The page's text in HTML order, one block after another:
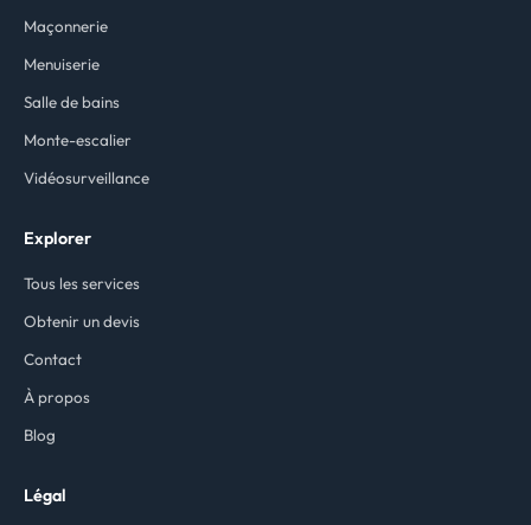
Maçonnerie
Menuiserie
Salle de bains
Monte-escalier
Vidéosurveillance
Explorer
Tous les services
Obtenir un devis
Contact
À propos
Blog
Légal